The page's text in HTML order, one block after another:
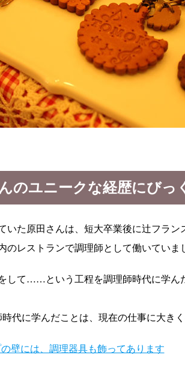
のユニークな経歴にびっ
た原田さんは、短大卒業後に辻フラ
レストランで調理師として働いていま
して……という工程を調理師時代に学
代に学んだことは、現在の仕事に大き